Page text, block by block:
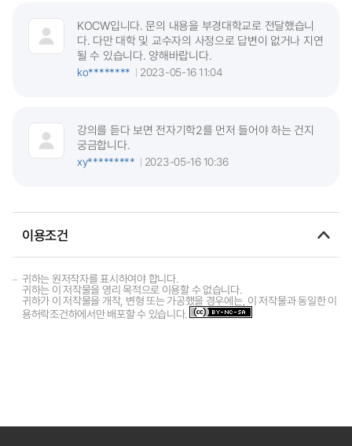
KOCW입니다. 문의 내용을 부경대학교로 전달했습니
다. 다만 대학 및 교수자의 사정으로 답변이 없거나 지연
될 수 있습니다. 양해바랍니다.
ko********
2023-05-16 11:04
강의를 듣다 보면 전자기학2를 먼저 들어야 하는 건지
궁금합니다.
xy*********
2023-05-16 10:36
이용조건
귀하는 원저작자를 표시하여야 합니다.
귀하는 이 저작물을 영리 목적으로 이용할 수 없습니다.
귀하가 이 저작물을 개작, 변형 또는 가공했을 경우에는, 이 저작물과 동일한 이
용허락조건하에서만 배포할 수 있습니다.